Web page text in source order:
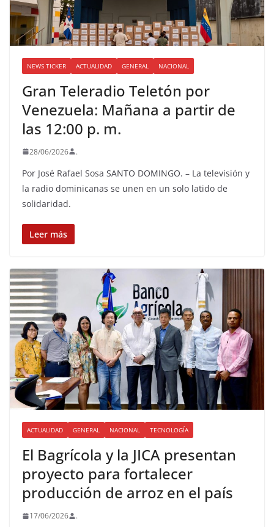
NEWS TICKER ACTUALIDAD GENERAL NACIONAL
Gran Teleradio Teletón por
Venezuela: Mañana a partir de
las 12:00 p. m.
28/06/2026 .
Por José Rafael Sosa SANTO DOMINGO. – La televisión y
la radio dominicanas se unen en un solo latido de
solidaridad.
Leer más
ACTUALIDAD GENERAL NACIONAL TECNOLOGÍA
El Bagrícola y la JICA presentan
proyecto para fortalecer
producción de arroz en el país
17/06/2026 .